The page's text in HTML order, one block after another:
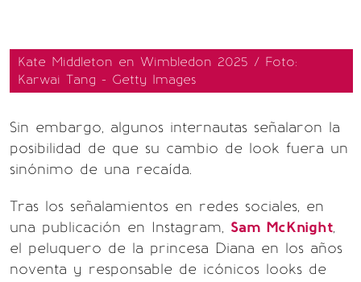
Kate Middleton en Wimbledon 2025 / Foto:
Karwai Tang - Getty Images
Sin embargo, algunos internautas señalaron la
posibilidad de que su cambio de look fuera un
sinónimo de una recaída.
Tras los señalamientos en redes sociales, en
una publicación en Instagram, Sam McKnight,
el peluquero de la princesa Diana en los años
noventa y responsable de icónicos looks de